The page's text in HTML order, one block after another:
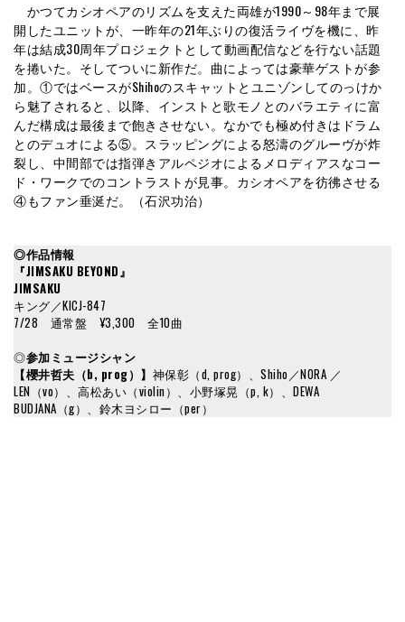
かつてカシオペアのリズムを支えた両雄が1990～98年まで展
開したユニットが、一昨年の21年ぶりの復活ライヴを機に、昨
年は結成30周年プロジェクトとして動画配信などを行ない話題
を捲いた。そしてついに新作だ。曲によっては豪華ゲストが参
加。①ではベースがShihoのスキャットとユニゾンしてのっけか
ら魅了されると、以降、インストと歌モノとのバラエティに富
んだ構成は最後まで飽きさせない。なかでも極め付きはドラム
とのデュオによる⑤。スラッピングによる怒濤のグルーヴが炸
裂し、中間部では指弾きアルペジオによるメロディアスなコー
ド・ワークでのコントラストが見事。カシオペアを彷彿させる
④もファン垂涎だ。（石沢功治）
◎作品情報
『JIMSAKU BEYOND』
JIMSAKU
キング／KICJ-847
7/28 通常盤 ¥3,300 全10曲
◎参加ミュージシャン
【櫻井哲夫（b, prog）】 神保彰（d, prog）、Shiho／NORA ／
LEN（vo）、高松あい（violin）、小野塚晃（p, k）、DEWA
BUDJANA（g）、鈴木ヨシロー（per）